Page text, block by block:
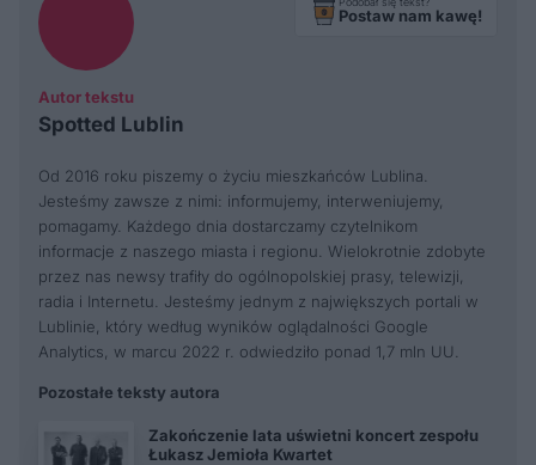
Autor tekstu
Spotted Lublin
Postaw nam kawę!
Od 2016 roku piszemy o życiu mieszkańców Lublina.
Jesteśmy zawsze z nimi: informujemy, interweniujemy,
pomagamy. Każdego dnia dostarczamy czytelnikom
informacje z naszego miasta i regionu. Wielokrotnie zdobyte
przez nas newsy trafiły do ogólnopolskiej prasy, telewizji,
radia i Internetu. Jesteśmy jednym z największych portali w
Lublinie, który według wyników oglądalności Google
Analytics, w marcu 2022 r. odwiedziło ponad 1,7 mln UU.
Pozostałe teksty autora
Zakończenie lata uświetni koncert zespołu
Łukasz Jemioła Kwartet